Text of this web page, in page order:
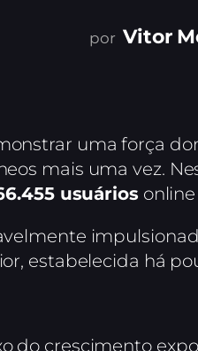
Vitor
uma força
mais uma vez.
usuáriosonline
estabelecida há
do crescimento